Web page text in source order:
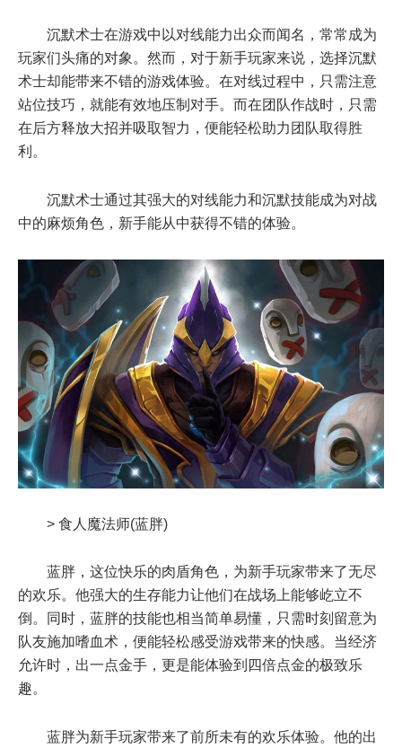
沉默术士在游戏中以对线能力出众而闻名，常常成为
玩家们头痛的对象。然而，对于新手玩家来说，选择沉默
术士却能带来不错的游戏体验。在对线过程中，只需注意
站位技巧，就能有效地压制对手。而在团队作战时，只需
在后方释放大招并吸取智力，便能轻松助力团队取得胜
利。
沉默术士通过其强大的对线能力和沉默技能成为对战
中的麻烦角色，新手能从中获得不错的体验。
> 食人魔法师(蓝胖)
蓝胖，这位快乐的肉盾角色，为新手玩家带来了无尽
的欢乐。他强大的生存能力让他们在战场上能够屹立不
倒。同时，蓝胖的技能也相当简单易懂，只需时刻留意为
队友施加嗜血术，便能轻松感受游戏带来的快感。当经济
允许时，出一点金手，更是能体验到四倍点金的极致乐
趣。
蓝胖为新手玩家带来了前所未有的欢乐体验。他的出